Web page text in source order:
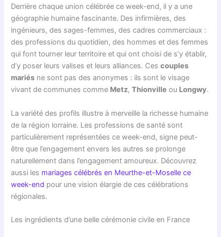
Derrière chaque union célébrée ce week-end, il y a une
géographie humaine fascinante. Des infirmières, des
ingénieurs, des sages-femmes, des cadres commerciaux :
des professions du quotidien, des hommes et des femmes
qui font tourner leur territoire et qui ont choisi de s’y établir,
d’y poser leurs valises et leurs alliances. Cescouples
mariés ne sont pas des anonymes : ils sont le visage
vivant de communes comme Metz,Thionville ou Longwy.
La variété des profils illustre à merveille la richesse humaine
de la région lorraine. Les professions de santé sont
particulièrement représentées ce week-end, signe peut-
être que l’engagement envers les autres se prolonge
naturellement dans l’engagement amoureux. Découvrez
aussi les mariages célébrés en Meurthe-et-Moselle ce
week-end pour une vision élargie de ces célébrations
régionales.
Les ingrédients d’une belle cérémonie civile en France